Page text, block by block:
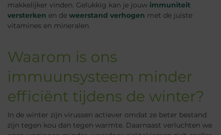
makkelijker vinden. Gelukkig kan je jouw immuniteit
versterken en de weerstand verhogen met de juiste
vitamines en mineralen.
Waarom is ons
immuunsysteem minder
efficiënt tijdens de winter?
In de winter zijn virussen actiever omdat ze beter bestand
zijn tegen kou dan tegen warmte. Daarnaast verluchten we